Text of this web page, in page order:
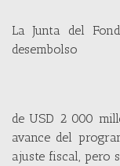
La Junta del
desembolso
de USD 2 000
avance del
ajuste fiscal, pero